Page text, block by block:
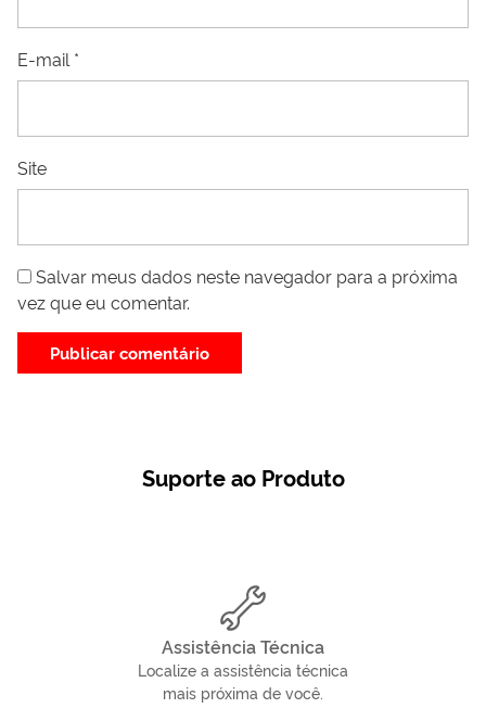
E-mail *
Site
Salvar meus dados neste navegador para a próxima
vez que eu comentar.
Suporte ao Produto
Assistência Técnica
Localize a assistência técnica
mais próxima de você.